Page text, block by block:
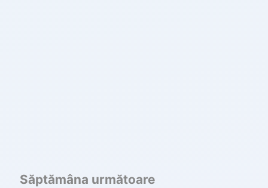
Săptămâna următoare